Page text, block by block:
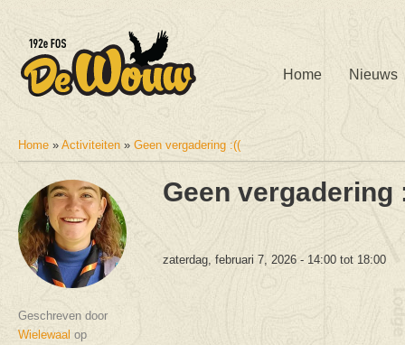
Home Nieuws
U bent hier
Home » Activiteiten » Geen vergadering :((
Geschreven door
Wielewaal op
Geen vergadering
zaterdag, februari 7, 2026 - 14:00 tot 18:00